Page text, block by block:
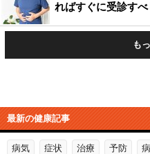
ればすぐに受診すべ
も
最新の健康記事
病気 症状 治療 予防